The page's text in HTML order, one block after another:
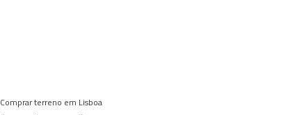
Comprar terreno em Lisboa